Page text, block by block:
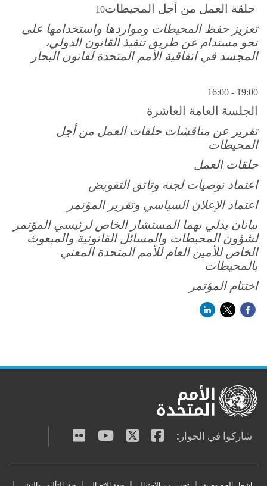
10
تعزيز حفظ المحيطات ومواردها واستخدامها على
نحو مستدام عن طريق تنفيذ القانون الدولي،
المجسد في اتفاقية الأمم المتحدة لقانون البحار
16:00 - 19:00
الجلسة العامة العاشرة
تقرير عن مناقشات حلقات العمل من أجل
المحيطات
حلقات العمل
اعتماد توصيات لجنة وثائق التفويض
اعتماد الإعلان السياسي وتقرير المؤتمر
بيانان يدلي بهما المستشار الخاص لرئيسي المؤتمر
لشؤون المحيطات والمسائل القانونية والمبعوث
الخاص للأمين العام للأمم المتحدة المعني
بالمحيطات
اختتام المؤتمر
شاركوا في الحوار: